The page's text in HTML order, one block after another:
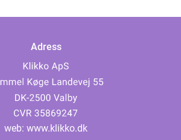
Adress
web: www.klikko.dk